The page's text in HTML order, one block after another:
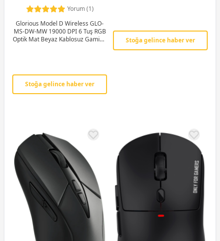
Yorum (1)
Glorious Model D Wireless GLO-
MS-DW-MW 19000 DPI 6 Tuş RGB
Optik Mat Beyaz Kablosuz Gaming
Stoğa gelince haber ver
Stoğa gelince haber ver